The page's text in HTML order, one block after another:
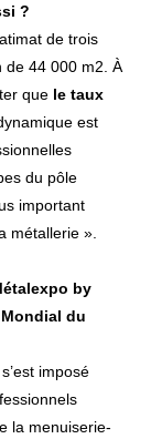
?
de trois
de 44 000 m2. À
que le taux
est
du pôle
important
métallerie ».
by
du
imposé
la menuiserie-